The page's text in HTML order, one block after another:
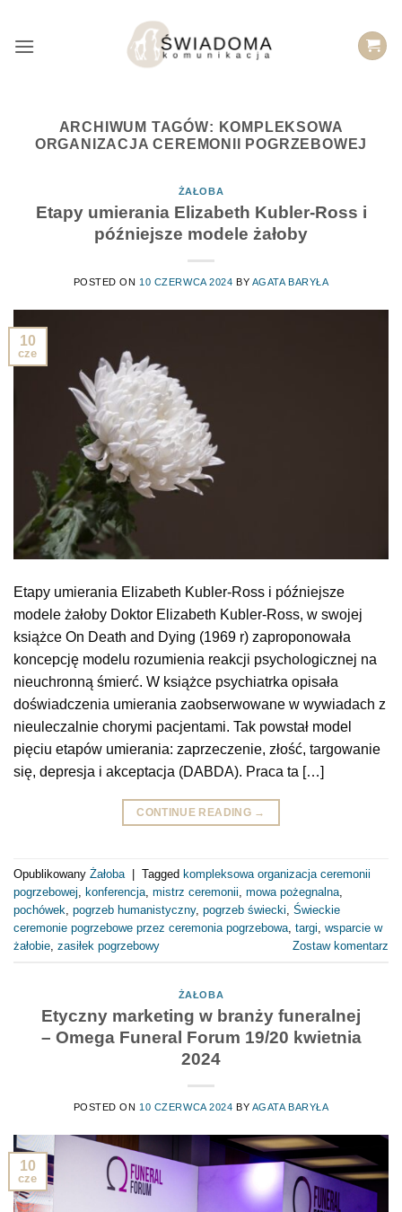
treści
ARCHIWUM TAGÓW: KOMPLEKSOWA
ORGANIZACJA CEREMONII POGRZEBOWEJ
ŻAŁOBA
Etapy umierania Elizabeth Kubler-Ross i
późniejsze modele żałoby
POSTED ON 10 CZERWCA 2024 BY AGATA BARYŁA
10
cze
Etapy umierania Elizabeth Kubler-Ross i późniejsze
modele żałoby Doktor Elizabeth Kubler-Ross, w swojej
książce On Death and Dying (1969 r) zaproponowała
koncepcję modelu rozumienia reakcji psychologicznej na
nieuchronną śmierć. W książce psychiatrka opisała
doświadczenia umierania zaobserwowane w wywiadach z
nieuleczalnie chorymi pacjentami. Tak powstał model
pięciu etapów umierania: zaprzeczenie, złość, targowanie
się, depresja i akceptacja (DABDA). Praca ta […]
CONTINUE READING →
Opublikowany Żałoba | Tagged kompleksowa organizacja ceremonii
pogrzebowej konferencja mistrz ceremonii mowa pożegnalna
pochówek pogrzeb humanistyczny, pogrzeb świecki Świeckie
ceremonie pogrzebowe przez ceremonia pogrzebowa targi wsparcie w
żałobie zasiłek pogrzebowy Zostaw komentarz
ŻAŁOBA
Etyczny marketing w branży funeralnej
– Omega Funeral Forum 19/20 kwietnia
2024
POSTED ON 10 CZERWCA 2024 BY AGATA BARYŁA
10
cze